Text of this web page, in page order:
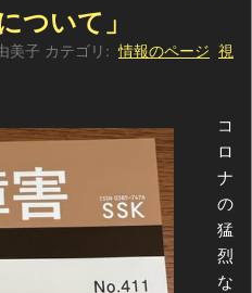
ついて」
美子 カテゴリ:情報のページ 視
コ
ロ
ナ
の
猛
烈
な